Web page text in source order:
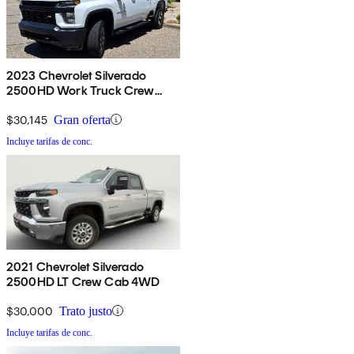
2023 Chevrolet Silverado
2500HD Work Truck Crew
$30,145 Gran oferta
Incluye tarifas de conc.
2021 Chevrolet Silverado
2500HD LT Crew Cab 4WD
$30,000 Trato justo
Incluye tarifas de conc.